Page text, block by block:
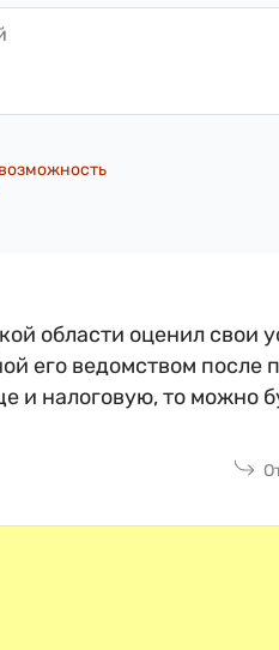
области оценил свои
его ведомством после
и налоговую, то можно